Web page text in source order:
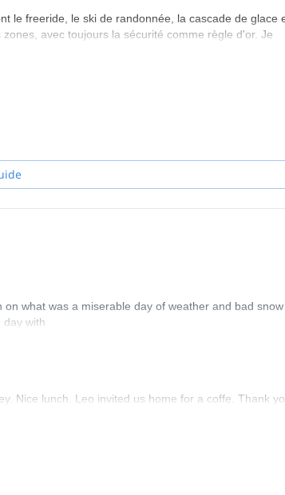
le freeride, le ski de randonnée, la cascade de glace
avec toujours la sécurité comme règle d'or. Je
et vous aider à atteindre, vous aussi, VOS objectifs.
what was a miserable day of weather and bad
day with
Nice lunch. Leo invited us home for a coffe. Thank